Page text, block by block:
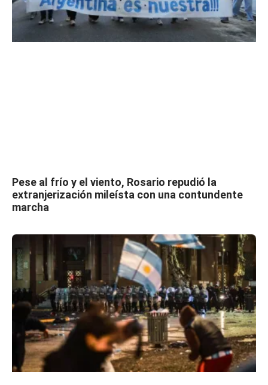
Pese al frío y el viento, Rosario repudió la
extranjerización mileísta con una contundente
marcha